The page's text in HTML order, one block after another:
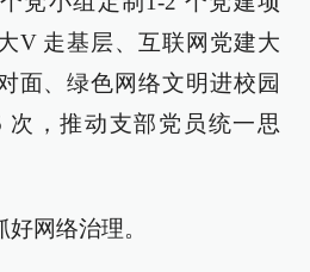
V 走基层、互联网党建大
面、绿色网络文明进校园
次，推动支部党员统一思
网络治理。